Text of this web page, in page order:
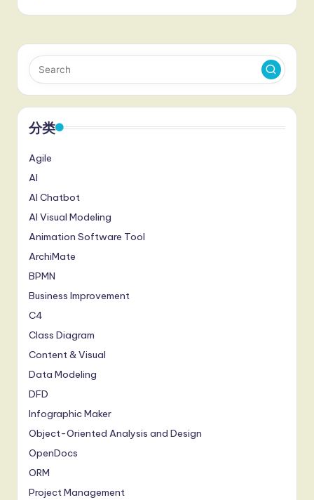
分类
Agile
AI
AI Chatbot
AI Visual Modeling
Animation Software Tool
ArchiMate
BPMN
Business Improvement
C4
Class Diagram
Content & Visual
Data Modeling
DFD
Infographic Maker
Object-Oriented Analysis and Design
OpenDocs
ORM
Project Management